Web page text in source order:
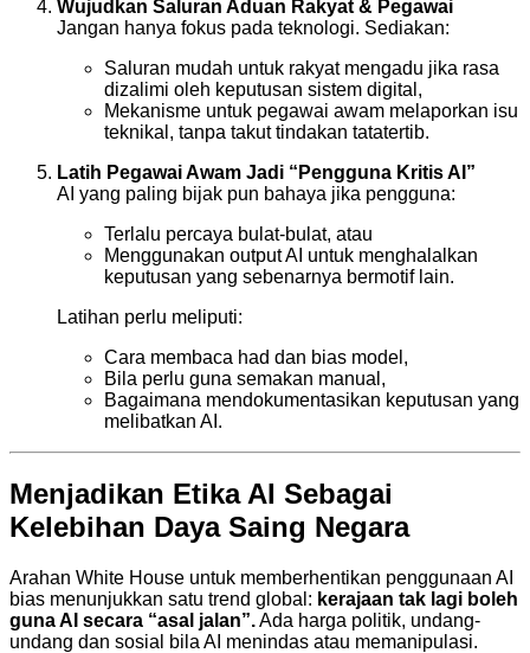
Wujudkan Saluran Aduan Rakyat & Pegawai
Jangan hanya fokus pada teknologi. Sediakan:
Saluran mudah untuk rakyat mengadu jika rasa
dizalimi oleh keputusan sistem digital,
Mekanisme untuk pegawai awam melaporkan isu
teknikal, tanpa takut tindakan tatatertib.
Latih Pegawai Awam Jadi “Pengguna Kritis AI”
AI yang paling bijak pun bahaya jika pengguna:
Terlalu percaya bulat-bulat, atau
Menggunakan output AI untuk menghalalkan
keputusan yang sebenarnya bermotif lain.
Latihan perlu meliputi:
Cara membaca had dan bias model,
Bila perlu guna semakan manual,
Bagaimana mendokumentasikan keputusan yang
melibatkan AI.
Menjadikan Etika AI Sebagai
Kelebihan Daya Saing Negara
Arahan White House untuk memberhentikan penggunaan AI
bias menunjukkan satu trend global: kerajaan tak lagi boleh
guna AI secara “asal jalan”.Ada harga politik, undang-
undang dan sosial bila AI menindas atau memanipulasi.